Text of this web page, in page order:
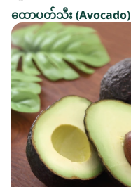
ထောပတ်သီး (Avocado)